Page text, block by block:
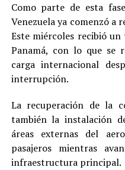
Como parte de esta
Venezuela ya comenzó a
Este miércoles recibió
Panamá, con lo que se
carga internacional
interrupción.
La recuperación de la
también la instalación
áreas externas del
pasajeros mientras
infraestructura principal.